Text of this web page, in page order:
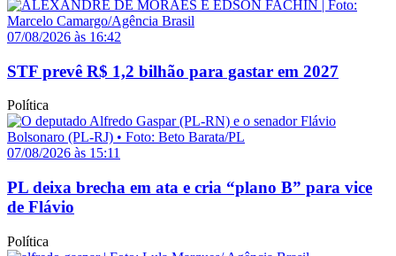
07/08/2026 às 16:42
STF prevê R$ 1,2 bilhão para gastar em 2027
Política
07/08/2026 às 15:11
PL deixa brecha em ata e cria “plano B” para vice
de Flávio
Política